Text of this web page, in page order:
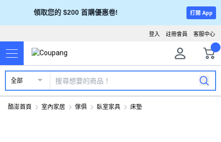
領取您的 $200 首購優惠卷! 打開 App
客服中心
註冊會員
登入
全部
酷澎首頁 室內家居 傢俱 臥室家具 床墊